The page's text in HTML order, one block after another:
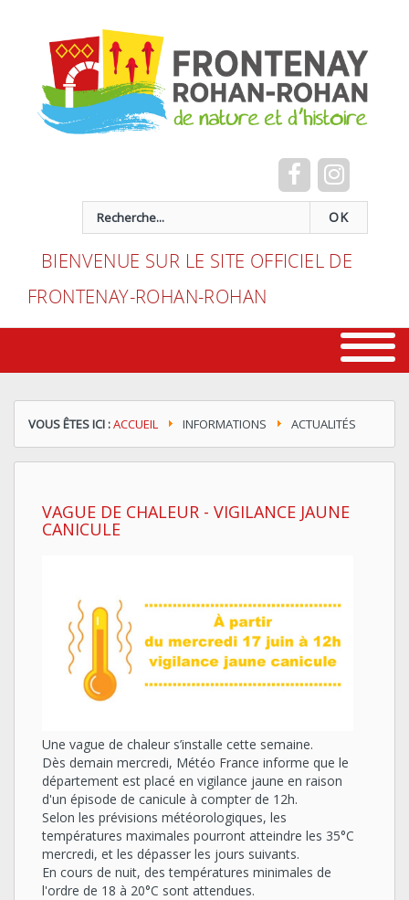
OK
BIENVENUE SUR LE SITE OFFICIEL DE
FRONTENAY-ROHAN-ROHAN
VOUS ÊTES ICI :ACCUEIL INFORMATIONS ACTUALITÉS
VAGUE DE CHALEUR - VIGILANCE JAUNE
CANICULE
Une vague de chaleur s’installe cette semaine.
Dès demain mercredi, Météo France informe que le
département est placé en vigilance jaune en raison
d'un épisode de canicule à compter de 12h.
Selon les prévisions météorologiques, les
températures maximales pourront atteindre les 35°C
mercredi, et les dépasser les jours suivants.
En cours de nuit, des températures minimales de
l'ordre de 18 à 20°C sont attendues.